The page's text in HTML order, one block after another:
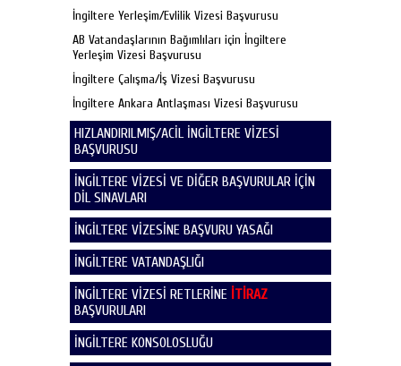
İngiltere Yerleşim/Evlilik Vizesi Başvurusu
AB Vatandaşlarının Bağımlıları için İngiltere
Yerleşim Vizesi Başvurusu
İngiltere Çalışma/İş Vizesi Başvurusu
İngiltere Ankara Antlaşması Vizesi Başvurusu
HIZLANDIRILMIŞ/ACİL İNGİLTERE VİZESİ
BAŞVURUSU
İNGİLTERE VİZESİ VE DİĞER BAŞVURULAR İÇİN
DİL SINAVLARI
İNGİLTERE VİZESİNE BAŞVURU YASAĞI
İNGİLTERE VATANDAŞLIĞI
İNGİLTERE VİZESİ RETLERİNE İTİRAZ
BAŞVURULARI
İNGİLTERE KONSOLOSLUĞU